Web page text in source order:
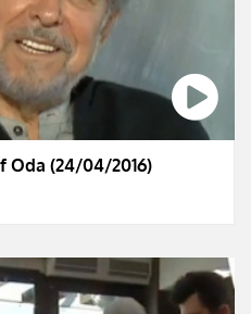
Oda (24/04/2016)